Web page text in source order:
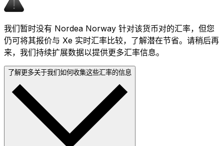
我们暂时没有 Nordea Norway 针对该货币对的汇率，但您
仍可将其报价与 Xe 实时汇率比较，了解潜在节省。请稍后再
来，我们持续扩展数据以提供更多汇率信息。
了解更多关于我们如何收集这些汇率的信息